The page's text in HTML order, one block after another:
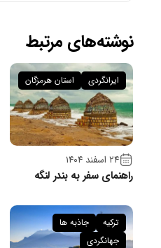
نوشته‌های مرتبط
۲۴ اسفند ۱۴۰۴
راهنمای سفر به بندر لنگه
ایرانگردی استان هرمزگان
ترکیه
جاذبه ها
جهانگردی